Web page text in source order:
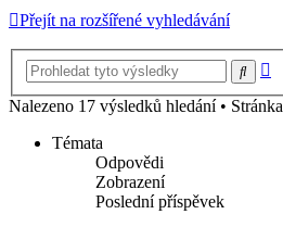
Přejít na rozšířené vyhledávání
Hledat
Nalezeno 17 výsledků hledání • Stránka
Témata
Odpovědi
Zobrazení
Poslední příspěvek